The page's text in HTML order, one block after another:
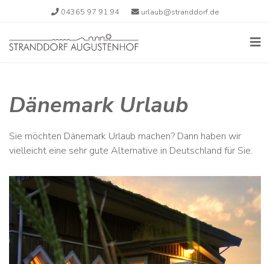
04365 97 91 94 urlaub@stranddorf.de
Dänemark Urlaub
Sie möchten Dänemark Urlaub machen? Dann haben wir
vielleicht eine sehr gute Alternative in Deutschland für Sie.